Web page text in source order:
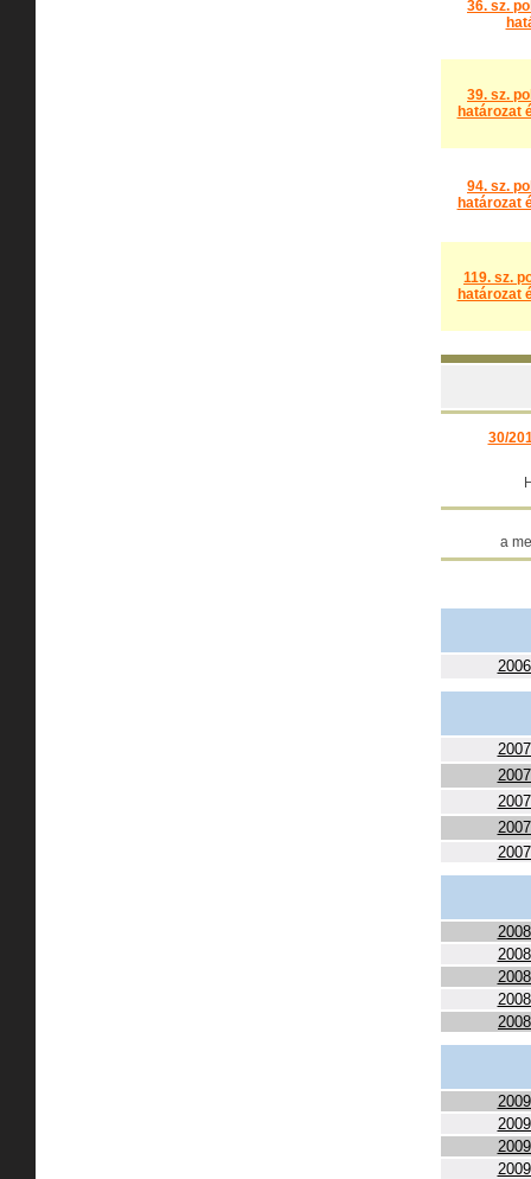
36. sz.
39. sz.
határozat
94. sz.
határozat
119. sz.
határozat
30/
a